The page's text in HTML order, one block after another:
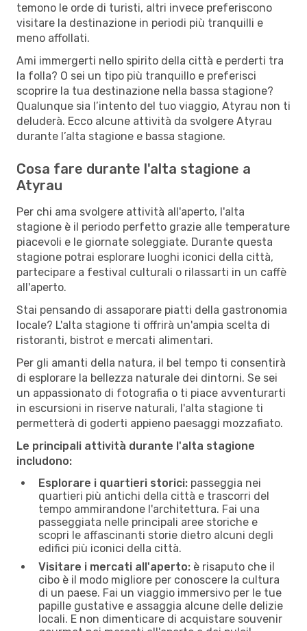
temono le orde di turisti, altri invece preferiscono
visitare la destinazione in periodi più tranquilli e
meno affollati.
Ami immergerti nello spirito della città e perderti tra
la folla? O sei un tipo più tranquillo e preferisci
scoprire la tua destinazione nella bassa stagione?
Qualunque sia l’intento del tuo viaggio, Atyrau non ti
deluderà. Ecco alcune attività da svolgere Atyrau
durante l’alta stagione e bassa stagione.
Cosa fare durante l'alta stagione a
Atyrau
Per chi ama svolgere attività all'aperto, l'alta
stagione è il periodo perfetto grazie alle temperature
piacevoli e le giornate soleggiate. Durante questa
stagione potrai esplorare luoghi iconici della città,
partecipare a festival culturali o rilassarti in un caffè
all'aperto.
Stai pensando di assaporare piatti della gastronomia
locale? L'alta stagione ti offrirà un'ampia scelta di
ristoranti, bistrot e mercati alimentari.
Per gli amanti della natura, il bel tempo ti consentirà
di esplorare la bellezza naturale dei dintorni. Se sei
un appassionato di fotografia o ti piace avventurarti
in escursioni in riserve naturali, l'alta stagione ti
permetterà di goderti appieno paesaggi mozzafiato.
Le principali attività durante l'alta stagione
includono:
Esplorare i quartieri storici: passeggia nei
quartieri più antichi della città e trascorri del
tempo ammirandone l'architettura. Fai una
passeggiata nelle principali aree storiche e
scopri le affascinanti storie dietro alcuni degli
edifici più iconici della città.
Visitare i mercati all'aperto: è risaputo che il
cibo è il modo migliore per conoscere la cultura
di un paese. Fai un viaggio immersivo per le tue
papille gustative e assaggia alcune delle delizie
locali. E non dimenticare di acquistare souvenir